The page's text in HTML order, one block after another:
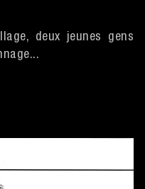
deux jeunes gens